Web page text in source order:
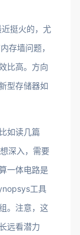
挺火的，尤
存墙问题，
比高。方向
型存储器如
如读几篇
深入，需要
一体电路是
工具
。注意，这
远看潜力